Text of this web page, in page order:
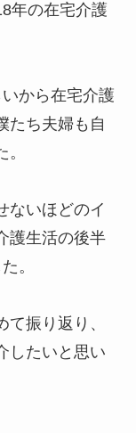
年の在宅介護
から在宅介護
たち夫婦も自
ないほどのイ
護生活の後半
。
振り返り、
したいと思い